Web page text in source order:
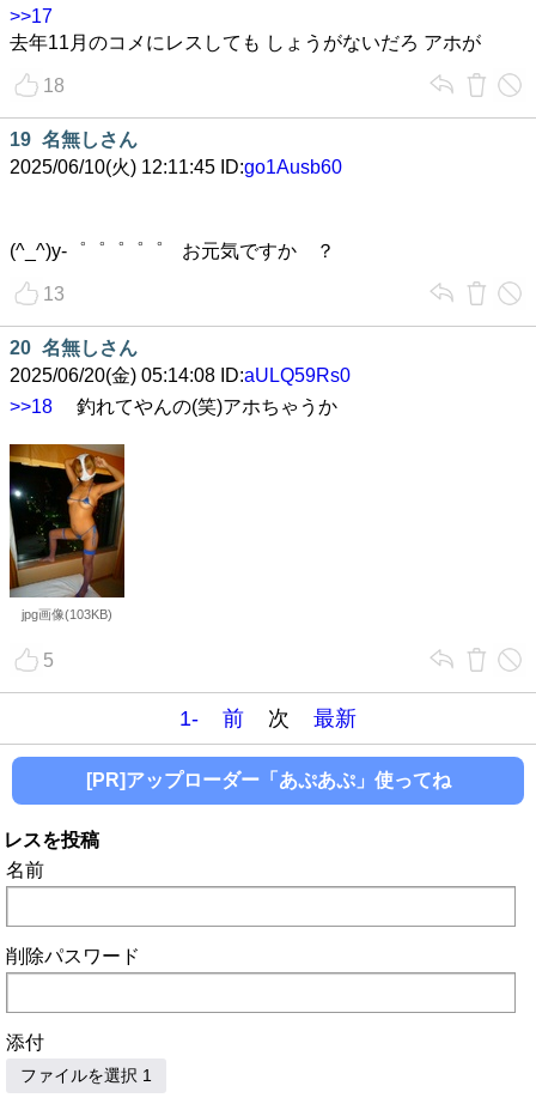
>>17
去年11月のコメにレスしても しょうがないだろ アホが
18
19 名無しさん
2025/06/10(火) 12:11:45 ID:go1Ausb60
(^_^)y-゜゜゜゜゜ お元気ですか ？
13
20 名無しさん
2025/06/20(金) 05:14:08 ID:aULQ59Rs0
>>18 釣れてやんの(笑)アホちゃうか
jpg画像(103KB)
5
1- 前 次 最新
[PR]アップローダー「あぷあぷ」使ってね
レスを投稿
名前
削除パスワード
添付
ファイルを選択 1